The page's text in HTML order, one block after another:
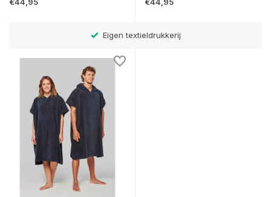
€44,95 €44,95
Eigen textieldrukkerij